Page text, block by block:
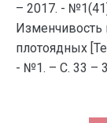
– 2017. -
Изменчивость
плотоядных
- №1. – С. 33 –